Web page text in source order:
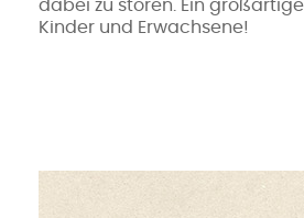
dabei zu stören. Ein
Kinder und Erwachsene!